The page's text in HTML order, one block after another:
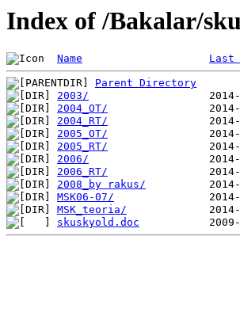
Index of /Bakalar/
Name Last
Parent Directory
2003/
2004_OT/
2004_RT/
2005_OT/
2005_RT/
2006/
2006_RT/
2008_by rakus/
MSK06-07/
MSK_teoria/
skuskyold.doc